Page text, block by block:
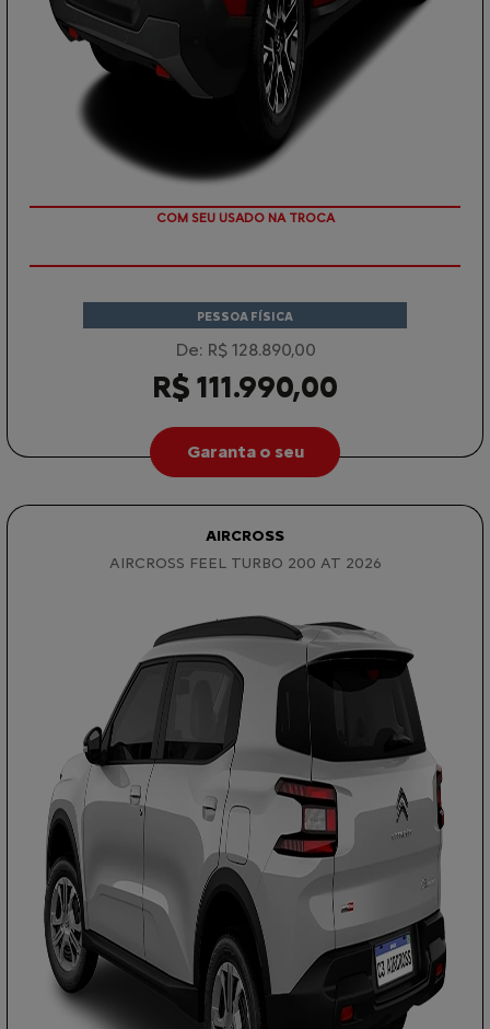
TAXA ZERO
PESSOA FÍSICA
De: R$ 128.890,00
R$ 111.990,00
Garanta o seu
AIRCROSS
AIRCROSS FEEL TURBO 200 AT 2026